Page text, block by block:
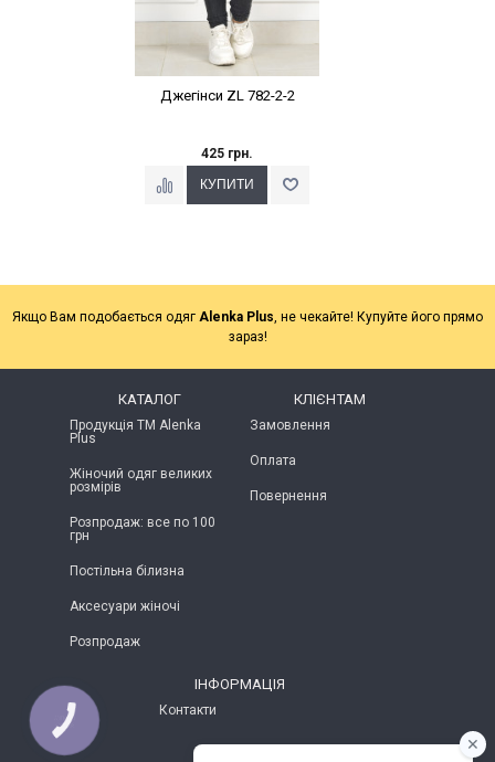
Джегінси ZL 782-2-2
425 грн.
Якщо Вам подобається одяг Alenka Plus, не чекайте! Купуйте його прямо
зараз!
КАТАЛОГ
Продукція ТМ Alenka
Plus
Жіночий одяг великих
розмірів
Розпродаж: все по 100
грн
Постільна білизна
Аксесуари жіночі
Розпродаж
КЛІЄНТАМ
Замовлення
Оплата
Повернення
ІНФОРМАЦІЯ
Контакти
КНОПКА
ЗВ'ЯЗКУ